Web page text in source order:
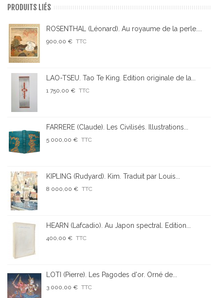
PRODUITS LIÉS
ROSENTHAL (Léonard). Au royaume de la perle....
900,00 € TTC
LAO-TSEU. Tao Te King. Edition originale de la...
1 750,00 € TTC
FARRERE (Claude). Les Civilisés. Illustrations...
5 000,00 € TTC
KIPLING (Rudyard). Kim. Traduit par Louis...
8 000,00 € TTC
HEARN (Lafcadio). Au Japon spectral. Edition...
400,00 € TTC
LOTI (Pierre). Les Pagodes d'or. Orné de...
3 000,00 € TTC